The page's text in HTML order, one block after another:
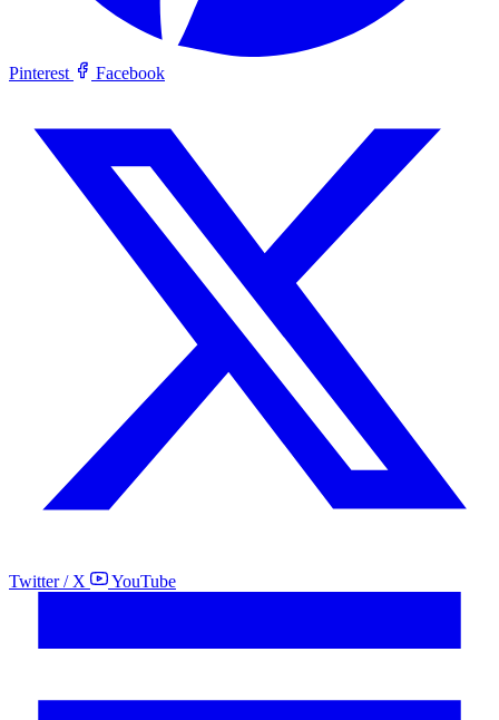
Pinterest Facebook
Twitter / X YouTube